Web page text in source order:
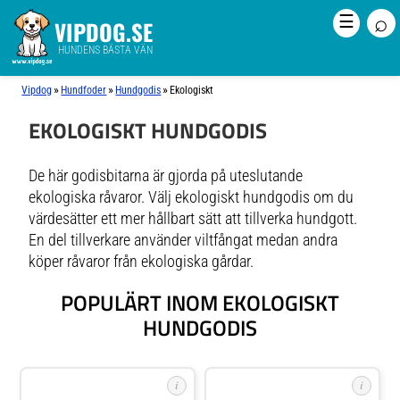
VIPDOG.SE
HUNDENS BÄSTA VÄN
☰ ⌕
Vipdog » Hundfoder » Hundgodis » Ekologiskt
EKOLOGISKT HUNDGODIS
De här godisbitarna är gjorda på uteslutande
ekologiska råvaror. Välj ekologiskt hundgodis om du
värdesätter ett mer hållbart sätt att tillverka hundgott.
En del tillverkare använder viltfångat medan andra
köper råvaror från ekologiska gårdar.
POPULÄRT INOM EKOLOGISKT
HUNDGODIS
i i